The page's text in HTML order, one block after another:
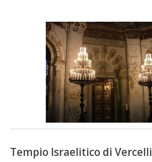
Tempio Israelitico di Vercelli